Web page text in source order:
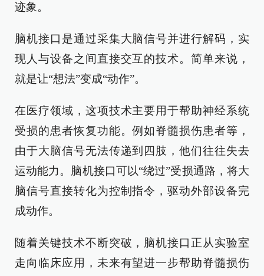
迹象。
脑机接口是通过采集大脑信号并进行解码，实
现人与设备之间直接交互的技术。简单来说，
就是让“想法”变成“动作”。
在医疗领域，这项技术主要用于帮助神经系统
受损的患者恢复功能。例如脊髓损伤患者等，
由于大脑信号无法传递到四肢，他们往往失去
运动能力。脑机接口可以“绕过”受损通路，将大
脑信号直接转化为控制指令，驱动外部设备完
成动作。
随着关键技术不断突破，脑机接口正从实验室
走向临床应用，未来有望进一步帮助脊髓损伤